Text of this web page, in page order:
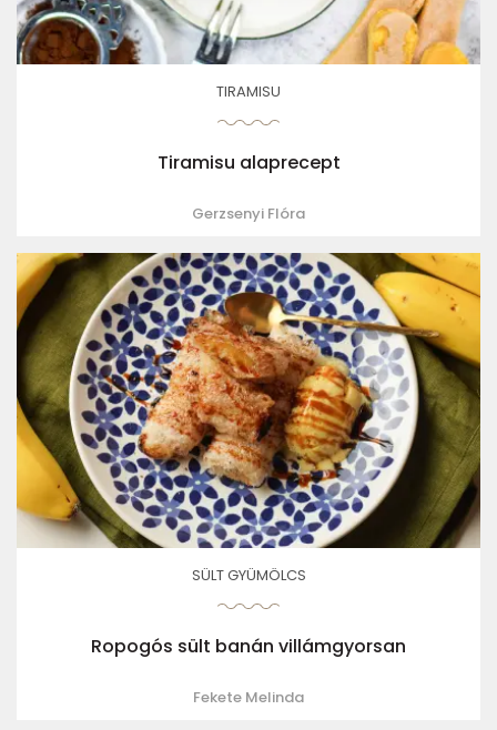
TIRAMISU
Tiramisu alaprecept
Gerzsenyi Flóra
SÜLT GYÜMÖLCS
Ropogós sült banán villámgyorsan
Fekete Melinda